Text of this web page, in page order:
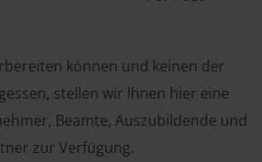
können und keinen der
stellen wir Ihnen hier eine
Beamte, Auszubildende und
zur Verfügung.